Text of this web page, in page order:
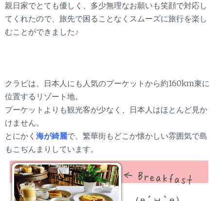
親日家でとても優しく、多少無理なお願いも笑顔で対応し
てくれたので、旅先で困ることなくスムーズに旅行を楽し
むことができました♪
クラビは、日本人にも人気のプーケットから約160km東に
位置するリゾート地。
プーケットよりも観光客が少なく、日本人はほとんど見か
けません。
とにかく 海が綺麗で、繁華街もどこか懐かしい雰囲気で島
もこぢんまりしています。